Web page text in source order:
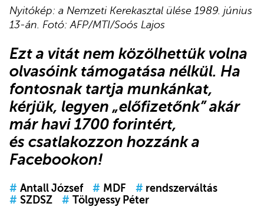
Nyitókép: a Nemzeti Kerekasztal ülése 1989. június
13-án. Fotó: AFP/MTI/Soós Lajos
Ezt a vitát nem közölhettük volna
olvasóink támogatása nélkül. Ha
fontosnak tartja munkánkat,
kérjük, legyen „előfizetőnk”akár
már havi 1700 forintért,
és csatlakozzon hozzánk a
Facebookon!
# Antall József # MDF # rendszerváltás
# SZDSZ # Tölgyessy Péter